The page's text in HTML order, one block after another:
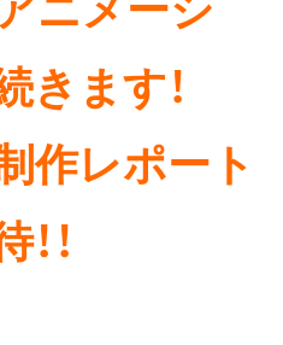
きます！
作レポート
！